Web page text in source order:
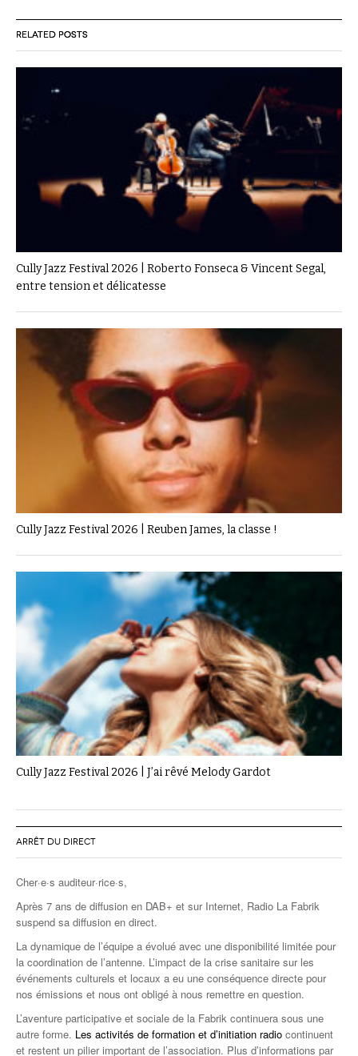
RELATED POSTS
Cully Jazz Festival 2026 | Roberto Fonseca & Vincent Segal,
entre tension et délicatesse
Cully Jazz Festival 2026 | Reuben James, la classe !
Cully Jazz Festival 2026 | J’ai rêvé Melody Gardot
ARRÊT DU DIRECT
Cher·e·s auditeur·rice·s,
Après 7 ans de diffusion en DAB+ et sur Internet, Radio La Fabrik
suspend sa diffusion en direct.
La dynamique de l’équipe a évolué avec une disponibilité limitée pour
la coordination de l’antenne. L’impact de la crise sanitaire sur les
événements culturels et locaux a eu une conséquence directe pour
nos émissions et nous ont obligé à nous remettre en question.
L’aventure participative et sociale de la Fabrik continuera sous une
autre forme. Les activités de formation et d’initiation radio continuent
et restent un pilier important de l’association. Plus d’informations par